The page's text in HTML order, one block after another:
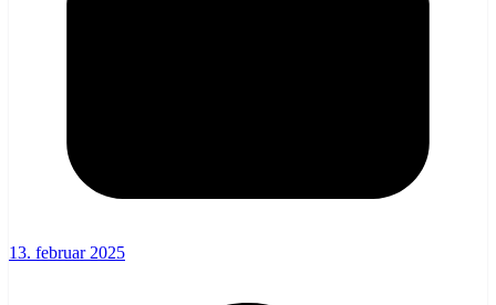
13. februar 2025